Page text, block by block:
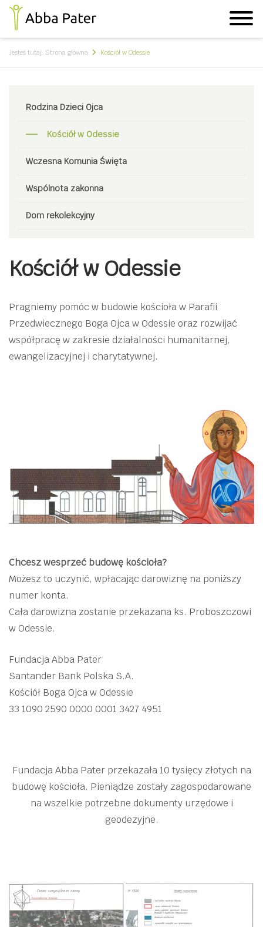
Jesteś tutaj: Strona główna Kościół w Odessie
Rodzina Dzieci Ojca
Kościół w Odessie
Wczesna Komunia Święta
Wspólnota zakonna
Dom rekolekcyjny
Kościół w Odessie
Pragniemy pomóc w budowie kościoła w Parafii
Przedwiecznego Boga Ojca w Odessie oraz rozwijać
współpracę w zakresie działalności humanitarnej,
ewangelizacyjnej i charytatywnej.
Chcesz wesprzeć budowę kościoła?
Możesz to uczynić, wpłacając darowiznę na poniższy
numer konta.
Cała darowizna zostanie przekazana ks. Proboszczowi
w Odessie.
Fundacja Abba Pater
Santander Bank Polska S.A.
Kościół Boga Ojca w Odessie
33 1090 2590 0000 0001 3427 4951
Fundacja Abba Pater przekazała 10 tysięcy złotych na
budowę kościoła. Pieniądze zostały zagospodarowane
na wszelkie potrzebne dokumenty urzędowe i
geodezyjne.